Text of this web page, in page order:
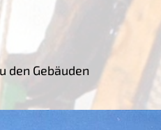
den Gebäuden